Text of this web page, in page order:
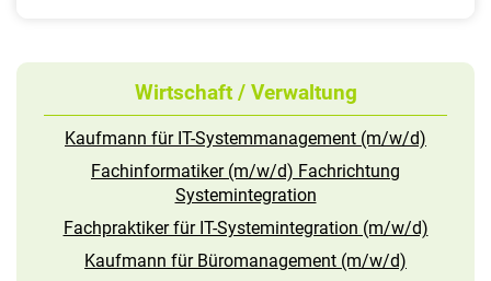
Wirtschaft / Verwaltung
Kaufmann für IT-Systemmanagement (m/w/d)
Fachinformatiker (m/w/d) Fachrichtung
Systemintegration
Fachpraktiker für IT-Systemintegration (m/w/d)
Kaufmann für Büromanagement (m/w/d)